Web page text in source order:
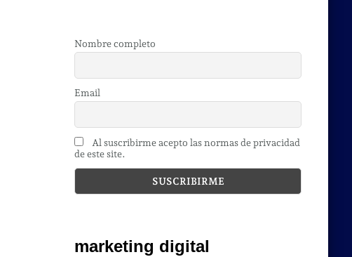
Nombre completo
Email
Al suscribirme acepto las normas de privacidad
de este site.
marketing digital